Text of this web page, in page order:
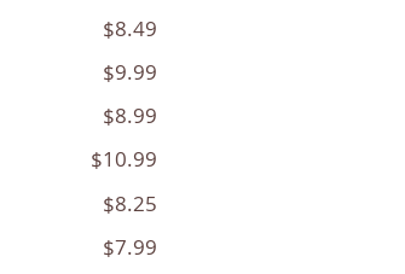
$8.49
$9.99
$8.99
$10.99
$8.25
$7.99